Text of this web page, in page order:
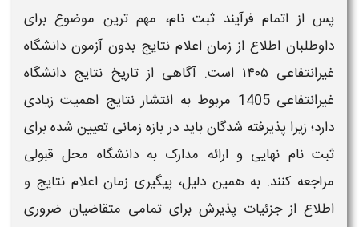
پس از اتمام فرآیند ثبت‌ نام، مهم‌ ترین موضوع برای
داوطلبان اطلاع از زمان اعلام نتایج بدون آزمون دانشگاه
غیرانتفاعی ۱۴۰۵
است. آگاهی از تاریخ نتایج دانشگاه
غیرانتفاعی 1405
مربوط به انتشارنتایج اهمیت زیادی
دارد؛ زیرا پذیرفته‌ شدگان باید در بازه زمانی تعیین‌ شده برای
ثبت‌ نام نهایی و ارائه مدارک به دانشگاه محل قبولی
مراجعه کنند. به همین دلیل، پیگیری زمان اعلام نتایج و
اطلاع از جزئیات پذیرش برای تمامی متقاضیان ضروری